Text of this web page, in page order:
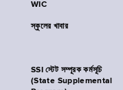
WIC
স্কুলের খাবার
SSI স্টেট সম্পূরক কর্মসূচি
(State Supplemental